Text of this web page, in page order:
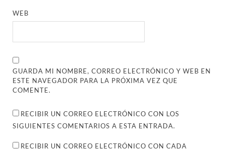
WEB
GUARDA MI NOMBRE, CORREO ELECTRÓNICO Y WEB EN
ESTE NAVEGADOR PARA LA PRÓXIMA VEZ QUE
COMENTE.
RECIBIR UN CORREO ELECTRÓNICO CON LOS
SIGUIENTES COMENTARIOS A ESTA ENTRADA.
RECIBIR UN CORREO ELECTRÓNICO CON CADA